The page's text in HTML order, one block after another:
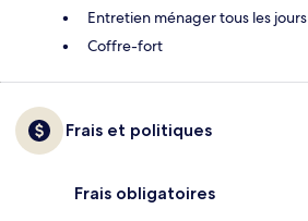
Entretien ménager tous les jours
Coffre-fort
Frais et politiques
Frais obligatoires